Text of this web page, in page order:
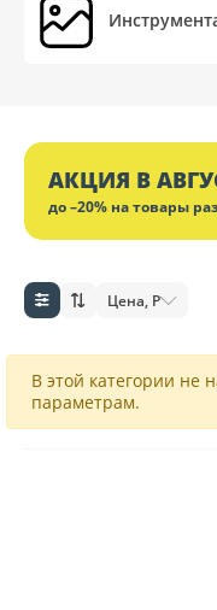
АКЦИЯ В
до –20% на товары
Цена, Р
В этой категории не
параметрам.